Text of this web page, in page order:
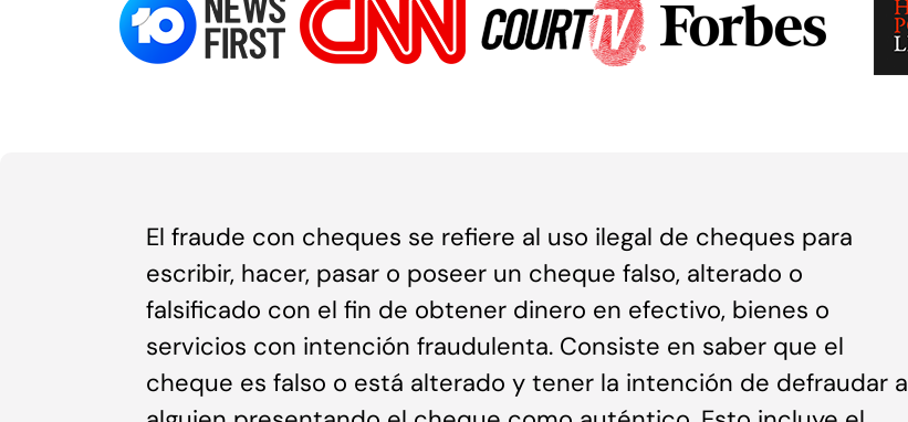
El fraude con cheques se refiere al uso ilegal de cheques para
escribir, hacer, pasar o poseer un cheque falso, alterado o
falsificado con el fin de obtener dinero en efectivo, bienes o
servicios con intención fraudulenta. Consiste en saber que el
cheque es falso o está alterado y tener la intención de defraudar a